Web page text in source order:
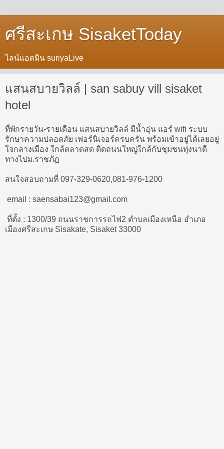
ศรีสะเกษ SisaketToday
ไลน์แอดมิน suriyaLive
แสนสบายวิลล์ | san sabuy vill sisaket
hotel
ที่พักรายวัน-รายเดือน แสนสบายวิลล์ มีน้ำอุ่น แอร์ wifi ระบบ
รักษาความปลอดภัย เฟอร์นิเจอร์ครบครัน พร้อมเข้าอยู่ได้เลยอยู่
ใจกลางเมือง ใกล้ตลาดสด ติดถนนใหญ่ใกล้กับชุมชนทุ่งนาดี
ทางไปม.ราชภัฏ
สนใจสอบถามที่ 097-329-0620,081-976-1200
email : saensabai123@gmail.com
ที่ตั้ง : 1300/39 ถนนราชการรถไฟ2 ตำบลเมืองเหนือ อำเภอ
เมืองศรีสะเกษ Sisakate, Sisaket 33000